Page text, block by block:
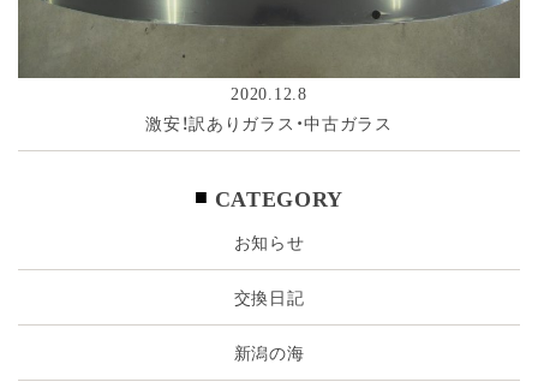
2020.12.8
激安！訳ありガラス・中古ガラス
CATEGORY
お知らせ
交換日記
新潟の海